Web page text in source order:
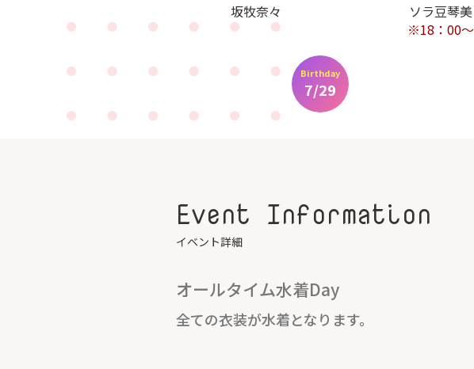
Birthday
7/29
坂牧奈々
ソラ豆琴美
※18：00～
Event Information
イベント詳細
オールタイム水着Day
全ての衣装が水着となります。